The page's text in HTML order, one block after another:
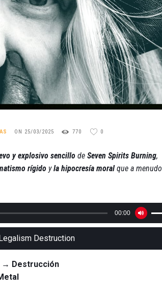
ON 25/03/2025 770 0
y explosivo sencillo de Seven Spirits Burning,
rígido yla hipocresía moralque a menudo
00:00
las
Destruction
→ Destrucción